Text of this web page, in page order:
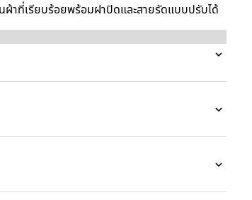
ผ้าที่เรียบร้อยพร้อมฝาปิดและสายรัดแบบปรับได้